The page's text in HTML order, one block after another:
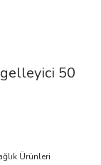
50
Ürünleri